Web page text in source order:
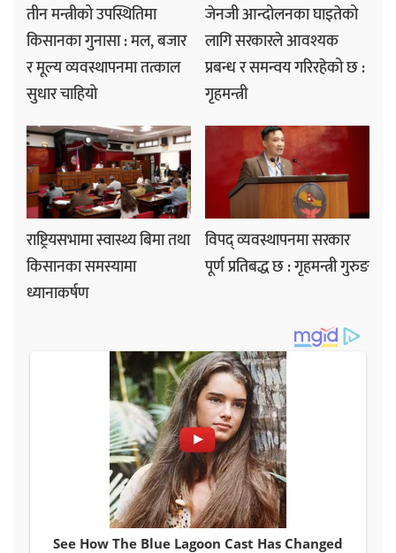
तीन मन्त्रीको उपस्थितिमा
किसानका गुनासा : मल, बजार
र मूल्य व्यवस्थापनमा तत्काल
सुधार चाहियो
जेनजी आन्दोलनका घाइतेको
लागि सरकारले आवश्यक
प्रबन्ध र समन्वय गरिरहेको छ :
गृहमन्त्री
राष्ट्रियसभामा स्वास्थ्य बिमा तथा
किसानका समस्यामा
ध्यानाकर्षण
विपद् व्यवस्थापनमा सरकार
पूर्ण प्रतिबद्ध छ : गृहमन्त्री गुरुङ